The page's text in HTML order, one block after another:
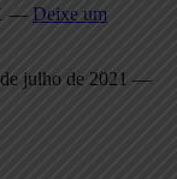
— Deixe um
julho de 2021 —